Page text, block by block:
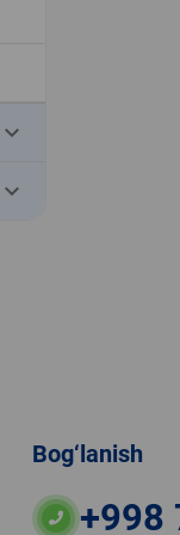
keyboard_arrow_down
keyboard_arrow_down
Bog‘lanish
+998